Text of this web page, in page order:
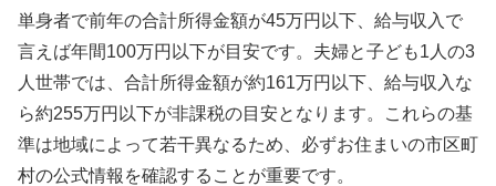
単身者で前年の合計所得金額が45万円以下、給与収入で
言えば年間100万円以下が目安です。夫婦と子ども1人の3
人世帯では、合計所得金額が約161万円以下、給与収入な
ら約255万円以下が非課税の目安となります。これらの基
準は地域によって若干異なるため、必ずお住まいの市区町
村の公式情報を確認することが重要です。